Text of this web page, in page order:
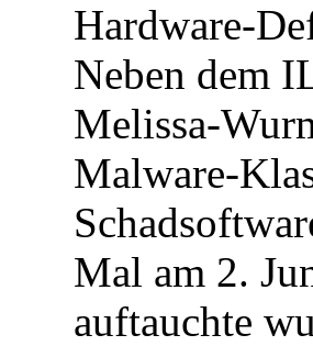
Hardware-
Neben dem
Melissa-
Malware-
Mal am 2.
auftauchte